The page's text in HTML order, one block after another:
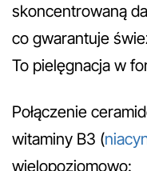
skoncentrowaną
co gwarantuje
To pielęgnacja w
Połączenie
witaminy B3 (
wielopoziomowo: